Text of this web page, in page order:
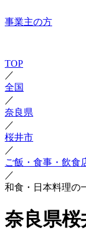
事業主の方
TOP
／
全国
／
奈良県
／
桜井市
／
ご飯・食事・飲食
／
和食・日本料理の
奈良県桜